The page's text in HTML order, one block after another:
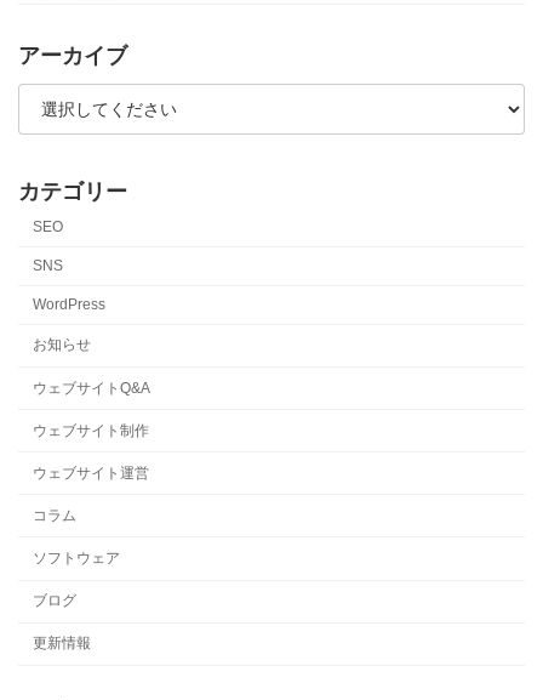
アーカイブ
カテゴリー
SEO
SNS
WordPress
お知らせ
ウェブサイトQ&A
ウェブサイト制作
ウェブサイト運営
コラム
ソフトウェア
ブログ
更新情報